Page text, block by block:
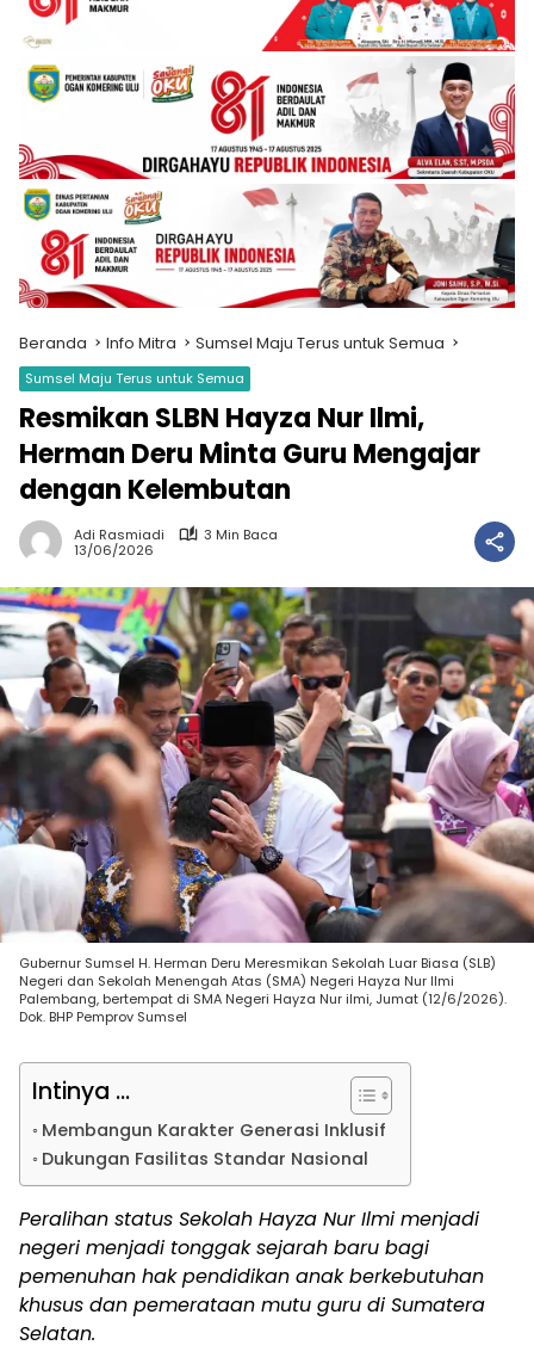
Beranda Info Mitra Sumsel Maju Terus untuk Semua
Sumsel Maju Terus untuk Semua
Resmikan SLBN Hayza Nur Ilmi,
Herman Deru Minta Guru Mengajar
dengan Kelembutan
Adi Rasmiadi
3 Min Baca
13/06/2026
Gubernur Sumsel H. Herman Deru Meresmikan Sekolah Luar Biasa (SLB)
Negeri dan Sekolah Menengah Atas (SMA) Negeri Hayza Nur Ilmi
Palembang, bertempat di SMA Negeri Hayza Nur ilmi, Jumat (12/6/2026).
Dok. BHP Pemprov Sumsel
Intinya ...
Membangun Karakter Generasi Inklusif
Dukungan Fasilitas Standar Nasional
Peralihan status Sekolah Hayza Nur Ilmi menjadi
negeri menjadi tonggak sejarah baru bagi
pemenuhan hak pendidikan anak berkebutuhan
khusus dan pemerataan mutu guru di Sumatera
Selatan.